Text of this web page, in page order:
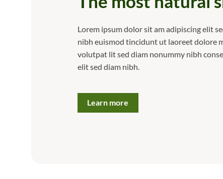
Lorem ipsum dolor sit am adipiscing elit
nibh euismod tincidunt ut laoreet dolore
volutpat lit sed diam nonummy nibh
elit sed diam nibh.
Learn more